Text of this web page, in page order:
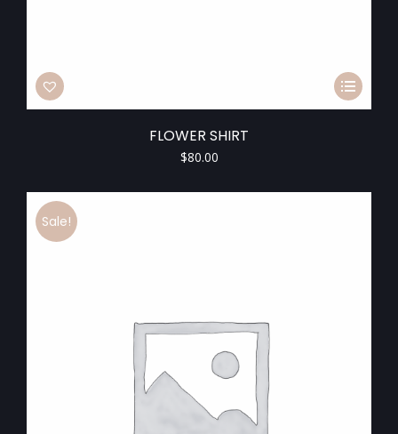
FLOWER SHIRT
$80.00
Sale!